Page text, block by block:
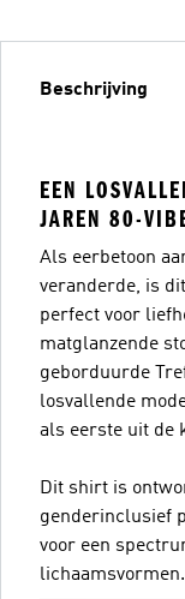
Beschrijving
EEN
JAREN 80-
Als eerbetoon
veranderde, is
perfect voor
matglanzende
geborduurde
losvallende
als eerste uit de
Dit shirt is
genderinclusief
voor een
lichaamsvormen.